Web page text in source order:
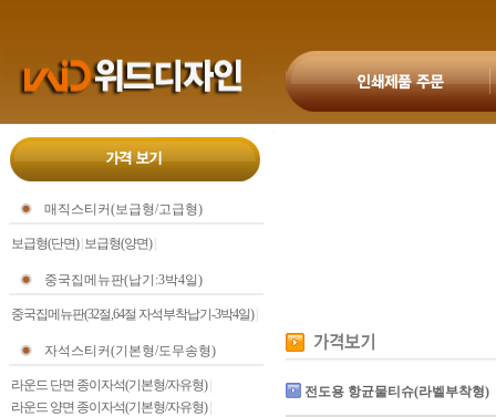
매직스티커(보급형/고급형)
보급형(단면)| 보급형(양면)|
중국집메뉴판(납기:3박4일)
중국집메뉴판(32절,64절 자석부착납기-3박4일)|
자석스티커(기본형/도무송형)
라운드 단면 종이자석(기본형/자유형)|
라운드 양면 종이자석(기본형/자유형)|
전도용 항균물티슈(라벨부착형)